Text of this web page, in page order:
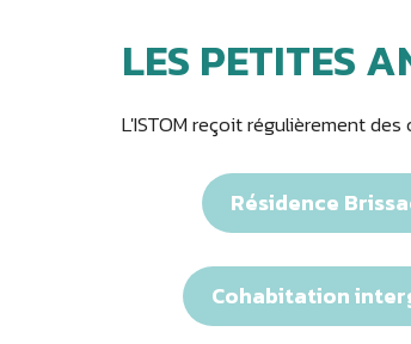
LES PETITES
L'ISTOM reçoit régulièrement
Résidence
Cohabitation